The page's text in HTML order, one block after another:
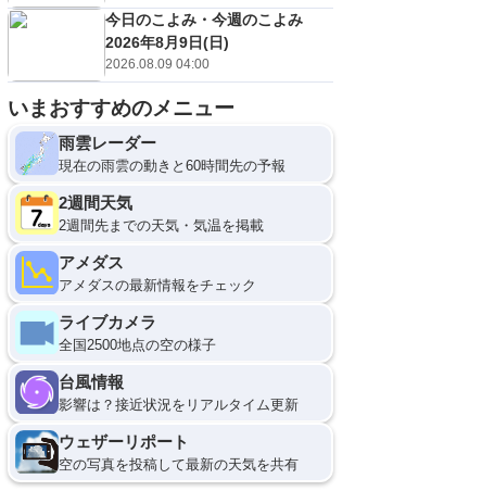
今日のこよみ・今週のこよみ
2026年8月9日(日)
2026.08.09 04:00
いまおすすめのメニュー
雨雲レーダー
現在の雨雲の動きと60時間先の予報
2週間天気
2週間先までの天気・気温を掲載
アメダス
アメダスの最新情報をチェック
ライブカメラ
全国2500地点の空の様子
台風情報
影響は？接近状況をリアルタイム更新
ウェザーリポート
空の写真を投稿して最新の天気を共有